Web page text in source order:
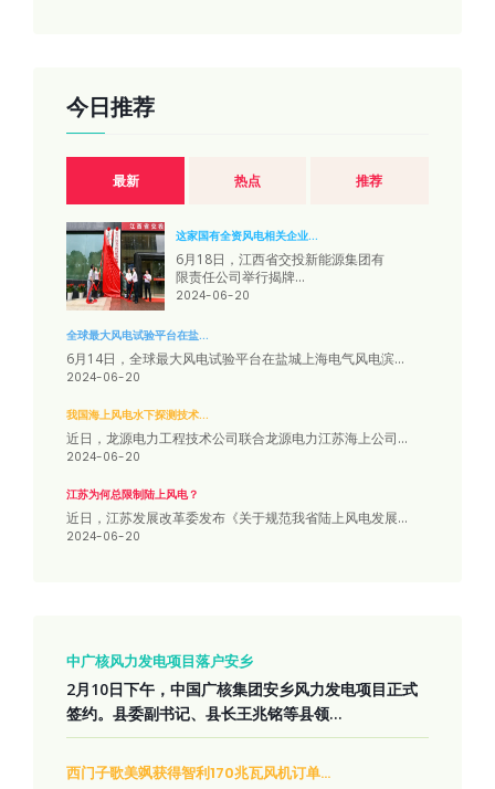
今日推荐
最新 热点 推荐
这家国有全资风电相关企业...
6月18日，江西省交投新能源集团有
限责任公司举行揭牌...
2024-06-20
全球最大风电试验平台在盐...
6月14日，全球最大风电试验平台在盐城上海电气风电滨...
2024-06-20
我国海上风电水下探测技术...
近日，龙源电力工程技术公司联合龙源电力江苏海上公司...
2024-06-20
江苏为何总限制陆上风电？
近日，江苏发展改革委发布《关于规范我省陆上风电发展...
2024-06-20
中广核风力发电项目落户安乡
2月10日下午，中国广核集团安乡风力发电项目正式
签约。县委副书记、县长王兆铭等县领...
西门子歌美飒获得智利170兆瓦风机订单...